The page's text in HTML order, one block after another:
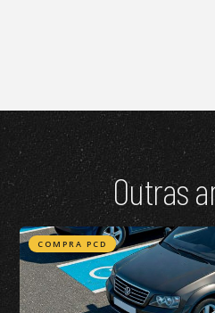
Outras
COMPRA PCD